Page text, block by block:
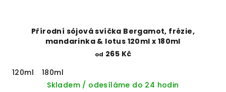
Přírodní sójová svíčka Bergamot, frézie,
mandarinka & lotus 120ml x 180ml
od 265 Kč
120ml
180ml
Skladem / odesíláme do 24 hodin